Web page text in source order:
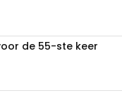
de 55-ste keer